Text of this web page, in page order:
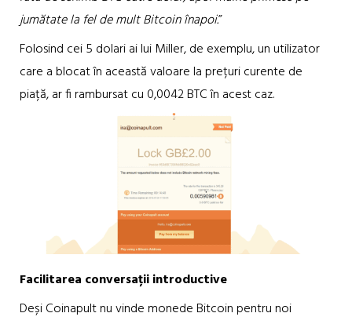
jumătate la fel de mult Bitcoin înapoi.”
Folosind cei 5 dolari ai lui Miller, de exemplu, un utilizator
care a blocat în această valoare la prețuri curente de
piață, ar fi rambursat cu 0,0042 BTC în acest caz.
Facilitarea conversații introductive
Deși Coinapult nu vinde monede Bitcoin pentru noi